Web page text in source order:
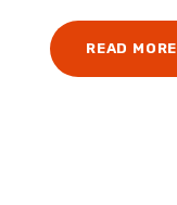
READ MORE